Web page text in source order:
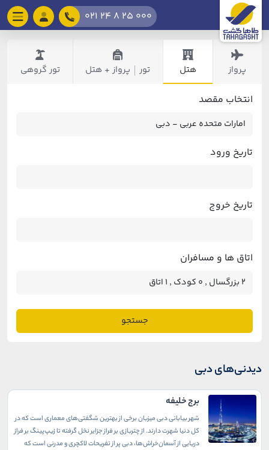
021 24 8 25 000
پرواز هتل تور پرواز + هتل تور گروهی
انتخاب مقصد
تاریخ ورود
تاریخ خروج
اتاق ها و مسافران
جستجو
دیدنی‌های دبی
برج خلیفه
شهر بیابانی دبی میزبان برخی از بهترین شگفتی‌های معماری است که در
کل دنیا شهرت دارند. از چتربازی بر فراز جزایر نخل گرفته تا زیپ‌پینگ بر فراز
دریایی از آسمان‌خراش‌ها، دبی پر از تفریحات لاکچری و مدرنی است که